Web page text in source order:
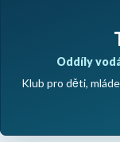
Oddíly
Klub pro děti,